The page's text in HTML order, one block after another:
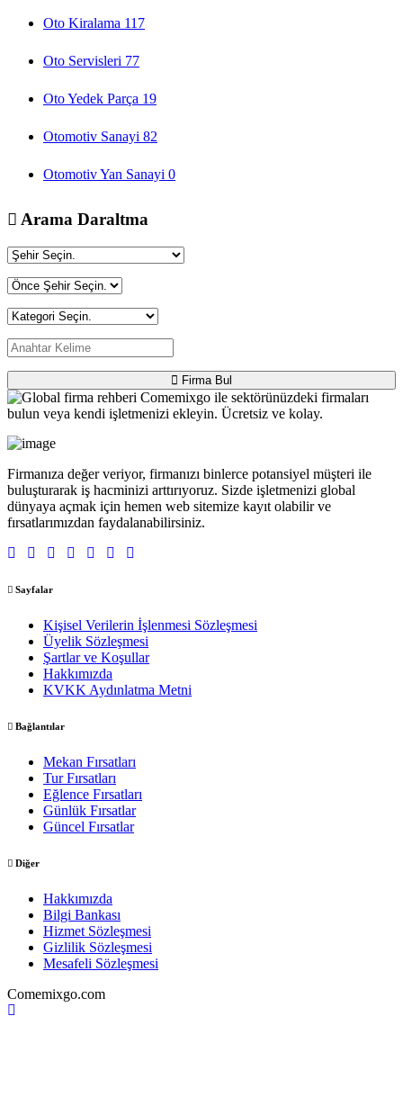
Oto Kiralama 117
Oto Servisleri 77
Oto Yedek Parça 19
Otomotiv Sanayi 82
Otomotiv Yan Sanayi 0
Arama Daraltma
Firma Bul
Firmanıza değer veriyor, firmanızı binlerce potansiyel müşteri ile
buluşturarak iş hacminizi arttırıyoruz. Sizde işletmenizi global
dünyaya açmak için hemen web sitemize kayıt olabilir ve
fırsatlarımızdan faydalanabilirsiniz.
Sayfalar
Kişisel Verilerin İşlenmesi Sözleşmesi
Üyelik Sözleşmesi
Şartlar ve Koşullar
Hakkımızda
KVKK Aydınlatma Metni
Bağlantılar
Mekan Fırsatları
Tur Fırsatları
Eğlence Fırsatları
Günlük Fırsatlar
Güncel Fırsatlar
Diğer
Hakkımızda
Bilgi Bankası
Hizmet Sözleşmesi
Gizlilik Sözleşmesi
Mesafeli Sözleşmesi
Comemixgo.com